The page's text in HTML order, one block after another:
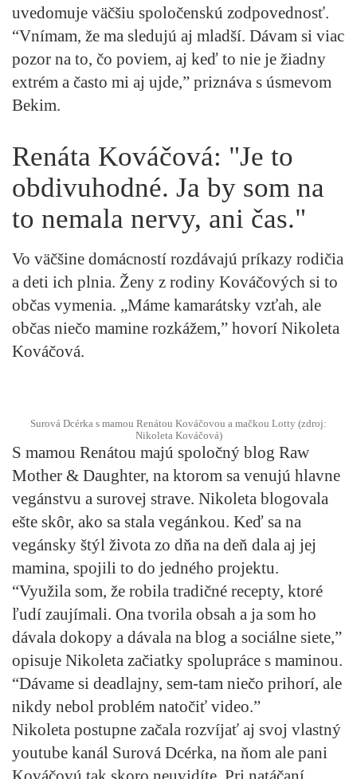
uvedomuje väčšiu spoločenskú zodpovednosť.
“Vnímam, že ma sledujú aj mladší. Dávam si viac
pozor na to, čo poviem, aj keď to nie je žiadny
extrém a často mi aj ujde,” priznáva s úsmevom
Bekim.
Renáta Kováčová: "Je to
obdivuhodné. Ja by som na
to nemala nervy, ani čas."
Vo väčšine domácností rozdávajú príkazy rodičia
a deti ich plnia. Ženy z rodiny Kováčových si to
občas vymenia. „Máme kamarátsky vzťah, ale
občas niečo mamine rozkážem,” hovorí Nikoleta
Kováčová.
Surová Dcérka s mamou Renátou Kováčovou a mačkou Lotty (zdroj:
Nikoleta Kováčová)
S mamou Renátou majú spoločný blog Raw
Mother & Daughter, na ktorom sa venujú hlavne
vegánstvu a surovej strave. Nikoleta blogovala
ešte skôr, ako sa stala vegánkou. Keď sa na
vegánsky štýl života zo dňa na deň dala aj jej
mamina, spojili to do jedného projektu.
“Využila som, že robila tradičné recepty, ktoré
ľudí zaujímali. Ona tvorila obsah a ja som ho
dávala dokopy a dávala na blog a sociálne siete,”
opisuje Nikoleta začiatky spolupráce s maminou.
“Dávame si deadlajny, sem-tam niečo prihorí, ale
nikdy nebol problém natočiť video.”
Nikoleta postupne začala rozvíjať aj svoj vlastný
youtube kanál Surová Dcérka, na ňom ale pani